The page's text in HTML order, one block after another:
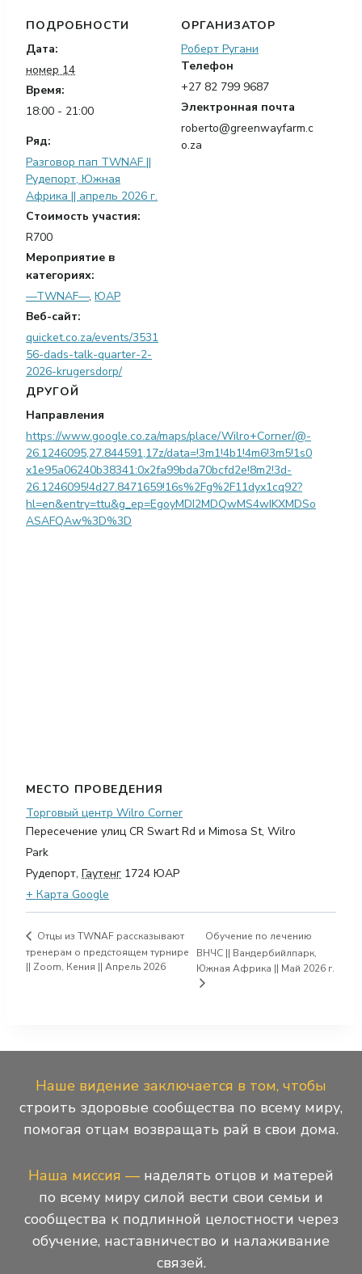
ПОДРОБНОСТИ
Дата:
номер 14
Время:
18:00 - 21:00
Ряд:
Разговор пап TWNAF ||
Рудепорт, Южная
Африка || апрель 2026 г.
Стоимость участия:
R700
Мероприятие в
категориях:
—TWNAF—, ЮАР
Веб-сайт:
quicket.co.za/events/3531
56-dads-talk-quarter-2-
2026-krugersdorp/
ОРГАНИЗАТОР
Роберт Ругани
Телефон
+27 82 799 9687
Электронная почта
roberto@greenwayfarm.c
o.za
ДРУГОЙ
Направления
https://www.google.co.za/maps/place/Wilro+Corner/@-
26.1246095,27.844591,17z/data=!3m1!4b1!4m6!3m5!1s0
x1e95a06240b38341:0x2fa99bda70bcfd2e!8m2!3d-
26.1246095!4d27.8471659!16s%2Fg%2F11dyx1cq92?
hl=en&entry=ttu&g_ep=EgoyMDI2MDQwMS4wIKXMDSo
ASAFQAw%3D%3D
МЕСТО ПРОВЕДЕНИЯ
Торговый центр Wilro Corner
Пересечение улиц CR Swart Rd и Mimosa St, Wilro
Park
Рудепорт, Гаутенг 1724 ЮАР
+ Карта Google
Отцы из TWNAF рассказывают
тренерам о предстоящем турнире
|| Zoom, Кения || Апрель 2026
Обучение по лечению
ВНЧС || Вандербийлпарк,
Южная Африка || Май 2026 г.
Наше видение заключается в том, чтобы
строить здоровые сообщества по всему миру,
помогая отцам возвращать рай в свои дома.
Наша миссия — наделять отцов и матерей
по всему миру силой вести свои семьи и
сообщества к подлинной целостности через
обучение, наставничество и налаживание
связей.